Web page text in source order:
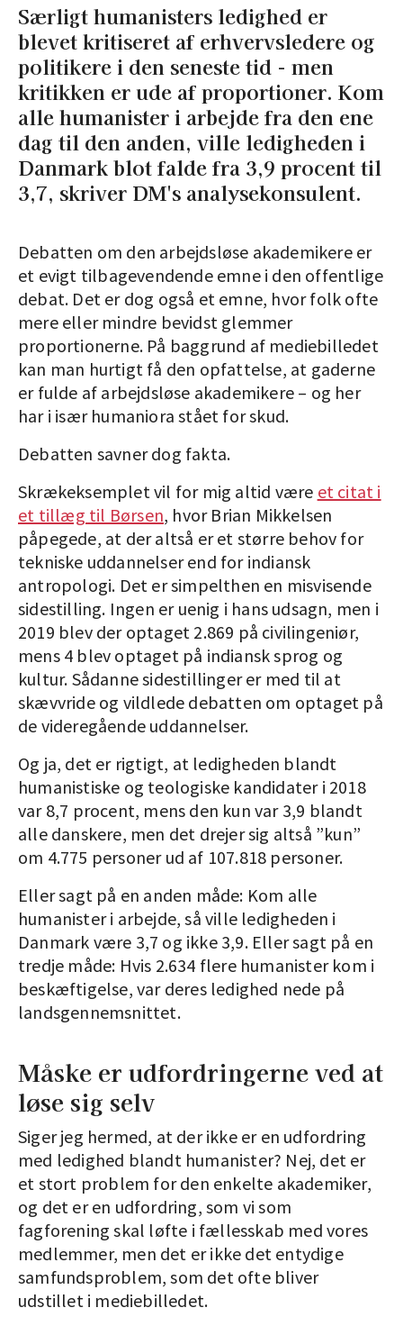
Særligt humanisters ledighed er
blevet kritiseret af erhvervsledere og
politikere i den seneste tid - men
kritikken er ude af proportioner. Kom
alle humanister i arbejde fra den ene
dag til den anden, ville ledigheden i
Danmark blot falde fra 3,9 procent til
3,7, skriver DM's analysekonsulent.
Debatten om den arbejdsløse akademikere er
et evigt tilbagevendende emne i den offentlige
debat. Det er dog også et emne, hvor folk ofte
mere eller mindre bevidst glemmer
proportionerne. På baggrund af mediebilledet
kan man hurtigt få den opfattelse, at gaderne
er fulde af arbejdsløse akademikere – og her
har i især humaniora stået for skud.
Debatten savner dog fakta.
Skrækeksemplet vil for mig altid være et citat i
et tillæg til Børsen, hvor Brian Mikkelsen
påpegede, at der altså er et større behov for
tekniske uddannelser end for indiansk
antropologi. Det er simpelthen en misvisende
sidestilling. Ingen er uenig i hans udsagn, men i
2019 blev der optaget 2.869 på civilingeniør,
mens 4 blev optaget på indiansk sprog og
kultur. Sådanne sidestillinger er med til at
skævvride og vildlede debatten om optaget på
de videregående uddannelser.
Og ja, det er rigtigt, at ledigheden blandt
humanistiske og teologiske kandidater i 2018
var 8,7 procent, mens den kun var 3,9 blandt
alle danskere, men det drejer sig altså ”kun”
om 4.775 personer ud af 107.818 personer.
Eller sagt på en anden måde: Kom alle
humanister i arbejde, så ville ledigheden i
Danmark være 3,7 og ikke 3,9. Eller sagt på en
tredje måde: Hvis 2.634 flere humanister kom i
beskæftigelse, var deres ledighed nede på
landsgennemsnittet.
Måske er udfordringerne ved at
løse sig selv
Siger jeg hermed, at der ikke er en udfordring
med ledighed blandt humanister? Nej, det er
et stort problem for den enkelte akademiker,
og det er en udfordring, som vi som
fagforening skal løfte i fællesskab med vores
medlemmer, men det er ikke det entydige
samfundsproblem, som det ofte bliver
udstillet i mediebilledet.